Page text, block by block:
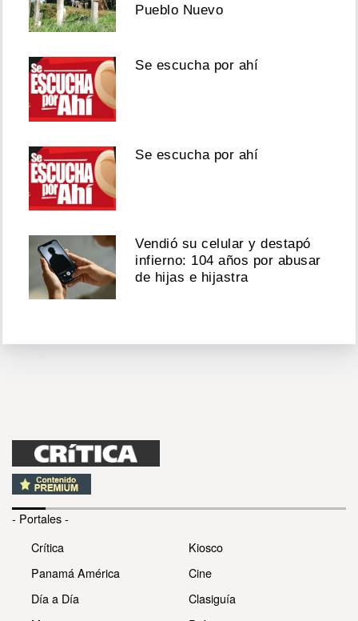
Pueblo Nuevo
Se escucha por ahí
Se escucha por ahí
Vendió su celular y destapó
infierno: 104 años por abusar
de hijas e hijastra
- Portales -
Crítica
Panamá América
Día a Día
Kiosco
Cine
Clasiguía